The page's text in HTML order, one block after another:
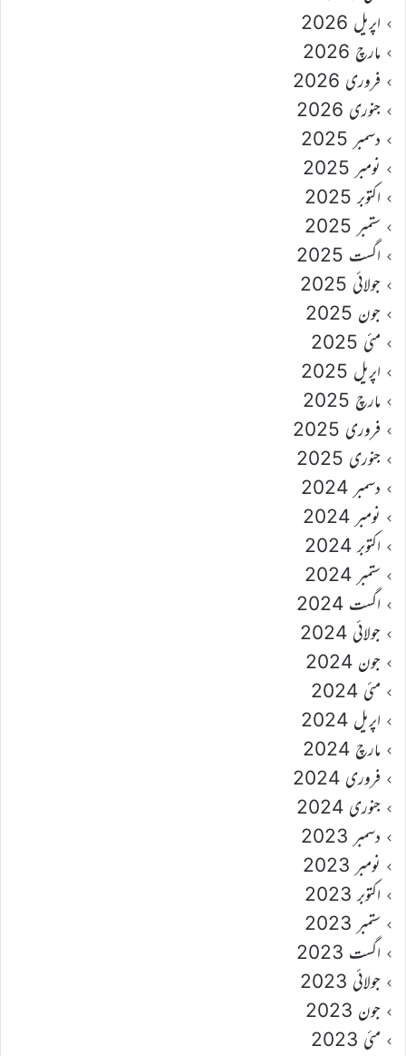
اپریل 2026
مارچ 2026
فروری 2026
جنوری 2026
دسمبر 2025
نومبر 2025
اکتوبر 2025
ستمبر 2025
اگست 2025
جولائی 2025
جون 2025
مئی 2025
اپریل 2025
مارچ 2025
فروری 2025
جنوری 2025
دسمبر 2024
نومبر 2024
اکتوبر 2024
ستمبر 2024
اگست 2024
جولائی 2024
جون 2024
مئی 2024
اپریل 2024
مارچ 2024
فروری 2024
جنوری 2024
دسمبر 2023
نومبر 2023
اکتوبر 2023
ستمبر 2023
اگست 2023
جولائی 2023
جون 2023
مئی 2023